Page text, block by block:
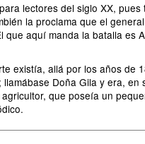
lectores del siglo XX,
la proclama que el
que aquí manda la batalla es
existía, allá por los años de
Doña Gila y era,
que poseía un